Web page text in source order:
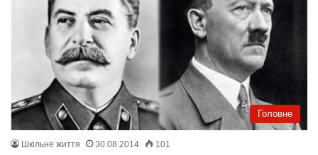
Головне
Шкільне життя 30.08.2014 101